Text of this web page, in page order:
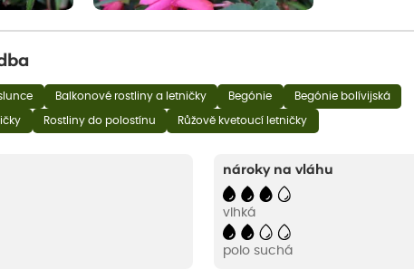
Balkonové rostliny a letničky Begónie Begónie bolívijská
Rostliny do polostínu Růžově kvetoucí letničky
nároky na vláhu
vlhká
polo suchá